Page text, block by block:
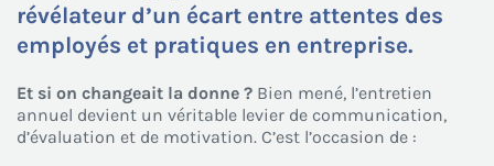
révélateur d’un écart entre attentes des
employés et pratiques en entreprise.
Et si on changeait la donne ?Bien mené, l’entretien
annuel devient un véritable levier de communication,
d’évaluation et de motivation. C’est l’occasion de :